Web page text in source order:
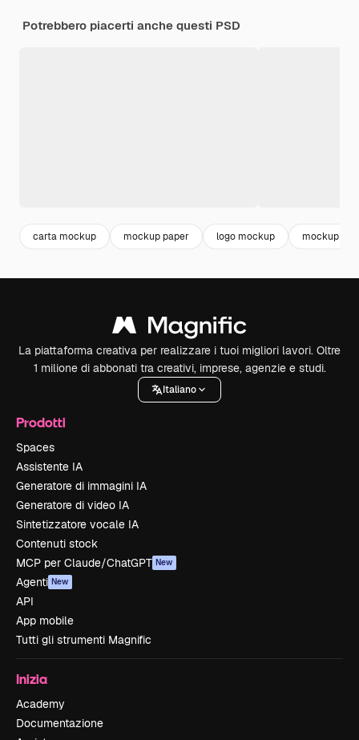
Potrebbero piacerti anche questi PSD
carta mockup mockup paper logo mockup mockup
La piattaforma creativa per realizzare i tuoi migliori lavori. Oltre
1 milione di abbonati tra creativi, imprese, agenzie e studi.
Italiano
Prodotti
Spaces
Assistente IA
Generatore di immagini IA
Generatore di video IA
Sintetizzatore vocale IA
Contenuti stock
MCP per Claude/ChatGPT New
Agenti New
API
App mobile
Tutti gli strumenti Magnific
Inizia
Academy
Documentazione